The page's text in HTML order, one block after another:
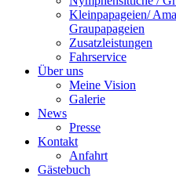
Kleinpapageien/
Graupapageien
Zusatzleistungen
Fahrservice
Über uns
Meine Vision
Galerie
News
Presse
Kontakt
Anfahrt
Gästebuch